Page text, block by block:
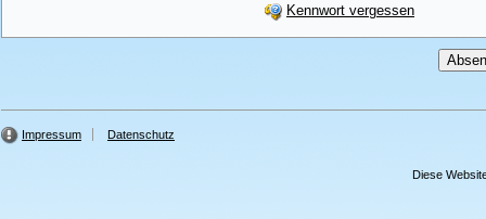
Kennwort vergessen
Impressum Datenschutz
Diese